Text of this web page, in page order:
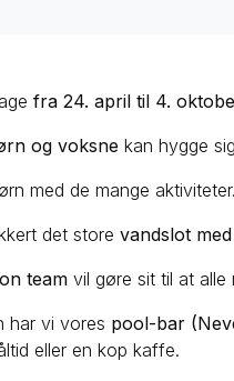
fra 24. april til 4.
og voksne kan hygge
med de mange aktiviteter.
det store vandslot
team vil gøre sit til at
har vi vores pool-bar
eller en kop kaffe.